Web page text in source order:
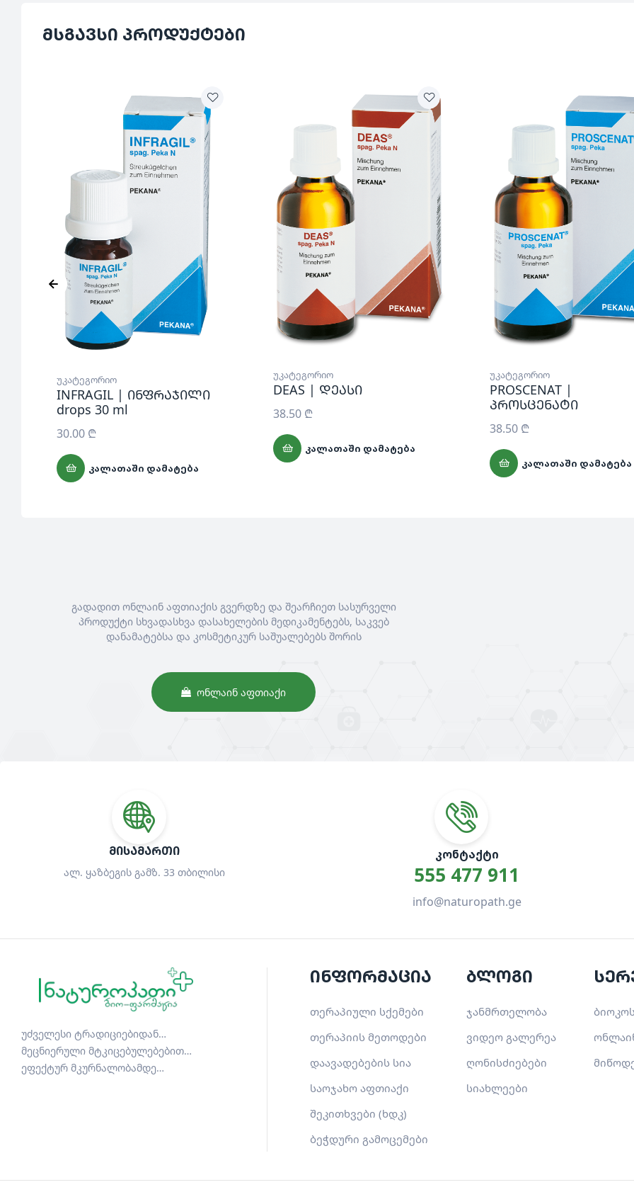
მსგავსი პროდუქტები
უკატეგორიო
INFRAGIL | ინფრაჯილი
drops 30 ml
30.00 ₾
ᲙᲐᲚᲐᲗᲐᲨᲘ ᲓᲐᲛᲐᲢᲔᲑᲐ
უკატეგორიო
DEAS | დეასი
38.50 ₾
ᲙᲐᲚᲐᲗᲐᲨᲘ ᲓᲐᲛᲐᲢᲔᲑᲐ
უკატეგორიო
PROSCENAT |
პროსცენატი
38.50 ₾
ᲙᲐᲚᲐᲗᲐᲨᲘ ᲓᲐᲛᲐᲢᲔᲑᲐ
გადადით ონლაინ აფთიაქის გვერდზე და შეარჩიეთ სასურველი
პროდუქტი სხვადასხვა დასახელების მედიკამენტებს, საკვებ
დანამატებსა და კოსმეტიკურ საშუალებებს შორის
ᲝᲜᲚᲐᲘᲜ ᲐᲤᲗᲘᲐᲥᲘ
ᲛᲘᲡᲐᲛᲐᲠᲗᲘ
ალ. ყაზბეგის გამზ. 33 თბილისი
ᲙᲝᲜᲢᲐᲥᲢᲘ
555 477 911
info@naturopath.ge
უძველესი ტრადიციებიდან…
მეცნიერული მტკიცებულებებით…
ეფექტურ მკურნალობამდე…
ინფორმაცია
თერაპიული სქემები
თერაპიის მეთოდები
დაავადებების სია
საოჯახო აფთიაქი
შეკითხვები (ხდკ)
ბეჭდური გამოცემები
ბლოგი
ჯანმრთელობა
ვიდეო გალერეა
ღონისძიებები
სიახლეები